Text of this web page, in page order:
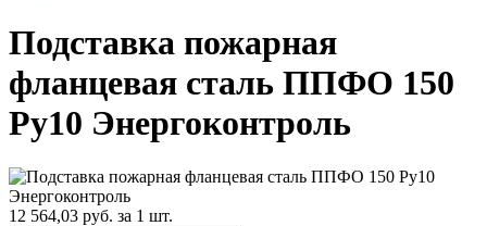
Подставка пожарная
фланцевая сталь ППФО 150
Ру10 Энергоконтроль
12 564,03 руб. за 1 шт.